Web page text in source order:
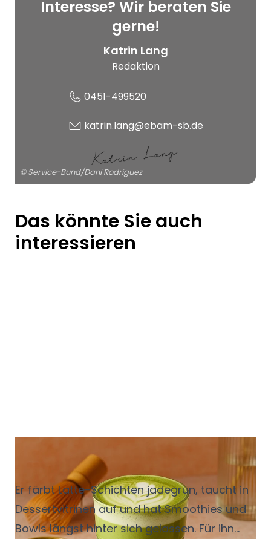
© Service-Bund/Dani
Interesse? Wir beraten Sie
gerne!
Katrin Lang
Redaktion
0451-499520
katrin.lang@ebam-sb.de
© Service-Bund/Dani Rodriguez
Das könnte Sie auch
interessieren
Dauerbrenner
Er färbt Latte-Schichten jadegrün, taucht in
Dessertvitrinen auf und hat Smoothies und
Bowls längst hinter sich gelassen. Für ihn